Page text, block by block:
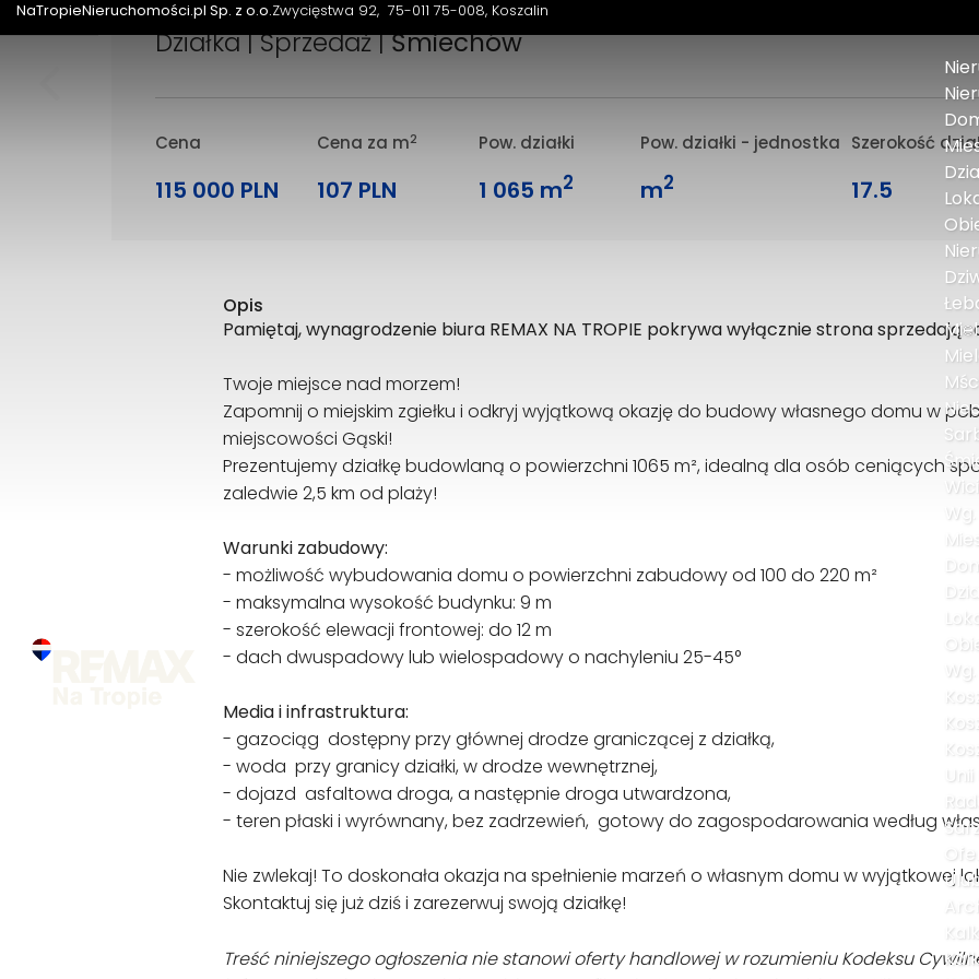
NaTropieNieruchomości.pl Sp. z o.o.Zwycięstwa 92 75-011 75-008, Koszalin
Działka | Sprzedaż |Śmiechów
Cena
115 000 PLN
Cena za m2
107 PLN
Pow. działki
1 065 m2
Pow. działki - jednostka
m2
Szerokość
17.5
Opis
Pamiętaj, wynagrodzenie biura REMAX NA TROPIE pokrywa wyłącznie strona
Twoje miejsce nad morzem!
Zapomnij o miejskim zgiełku i odkryj wyjątkową okazję do budowy własnego domu w
miejscowości Gąski!
Prezentujemy działkę budowlaną o powierzchni 1065 m², idealną dla osób ceniących
zaledwie 2,5 km od plaży!
Warunki zabudowy:
- możliwość wybudowania domu o powierzchni zabudowy od 100 do 220 m²
- maksymalna wysokość budynku: 9 m
- szerokość elewacji frontowej: do 12 m
- dach dwuspadowy lub wielospadowy o nachyleniu 25-45°
Media i infrastruktura:
- gazociąg dostępny przy głównej drodze graniczącej z działką,
- woda przy granicy działki, w drodze wewnętrznej,
- dojazd asfaltowa droga, a następnie droga utwardzona,
- teren płaski i wyrównany, bez zadrzewień, gotowy do zagospodarowania według
Nie zwlekaj! To doskonała okazja na spełnienie marzeń o własnym domu w wyjątkowej
Skontaktuj się już dziś i zarezerwuj swoją działkę!
Treść niniejszego ogłoszenia nie stanowi oferty handlowej w rozumieniu Kodeksu